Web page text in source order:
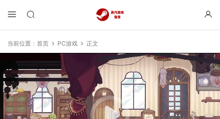
当前位置： 首页 PC游戏 正文
50% 75% 100%